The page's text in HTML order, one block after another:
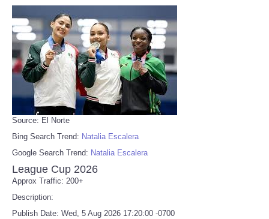
Source: El Norte
Bing Search Trend: Natalia Escalera
Google Search Trend: Natalia Escalera
League Cup 2026
Approx Traffic: 200+
Description:
Publish Date: Wed, 5 Aug 2026 17:20:00 -0700